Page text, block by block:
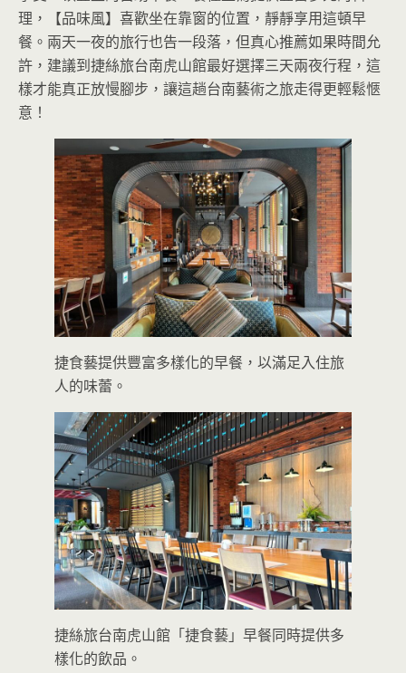
理，【品味風】喜歡坐在靠窗的位置，靜靜享用這頓早
餐。兩天一夜的旅行也告一段落，但真心推薦如果時間允
許，建議到捷絲旅台南虎山館最好選擇三天兩夜行程，這
樣才能真正放慢腳步，讓這趟台南藝術之旅走得更輕鬆愜
意！
捷食藝提供豐富多樣化的早餐，以滿足入住旅
人的味蕾。
捷絲旅台南虎山館「捷食藝」早餐同時提供多
樣化的飲品。